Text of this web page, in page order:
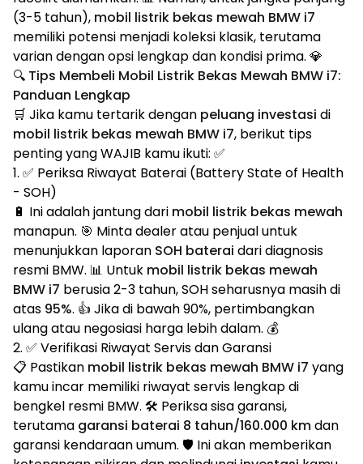
(3-5 tahun), mobil listrik bekas mewah BMW i7
memiliki potensi menjadi koleksi klasik, terutama
varian dengan opsi lengkap dan kondisi prima. 💎
🔍 Tips Membeli Mobil Listrik Bekas Mewah BMW i7:
Panduan Lengkap
🛒 Jika kamu tertarik dengan peluang investasi di
mobil listrik bekas mewah BMW i7, berikut tips
penting yang WAJIB kamu ikuti: ✅
1. ✅ Periksa Riwayat Baterai (Battery State of Health
- SOH)
🔋 Ini adalah jantung dari mobil listrik bekas mewah
manapun. 🎯 Minta dealer atau penjual untuk
menunjukkan laporan SOH baterai dari diagnosis
resmi BMW. 📊 Untuk mobil listrik bekas mewah
BMW i7 berusia 2-3 tahun, SOH seharusnya masih di
atas 95%. 👍 Jika di bawah 90%, pertimbangkan
ulang atau negosiasi harga lebih dalam. 💰
2. ✅ Verifikasi Riwayat Servis dan Garansi
📋 Pastikan mobil listrik bekas mewah BMW i7 yang
kamu incar memiliki riwayat servis lengkap di
bengkel resmi BMW. 🛠️ Periksa sisa garansi,
terutama garansi baterai 8 tahun/160.000 kmdan
garansi kendaraan umum. 🛡️ Ini akan memberikan